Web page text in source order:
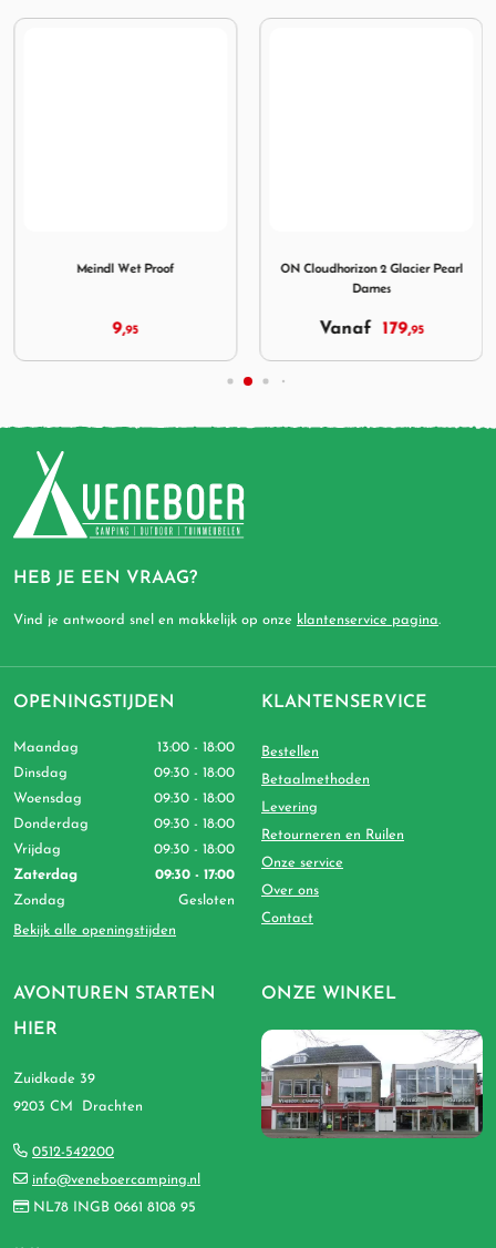
Meindl Wet Proof
9,95
ON Cloudhorizon 2 Glacier Pearl
Dames
Vanaf 179,95
HEB JE EEN VRAAG?
Vind je antwoord snel en makkelijk op onze klantenservice pagina.
AVONTUREN STARTEN
HIER
Zuidkade 39
9203 CM Drachten
0512-542200
info@veneboercamping.nl
NL78 INGB 0661 8108 95
OPENINGSTIJDEN
Maandag
13:00 - 18:00
Dinsdag
09:30 - 18:00
Woensdag
09:30 - 18:00
Donderdag
09:30 - 18:00
Vrijdag
09:30 - 18:00
Zaterdag
09:30 - 17:00
Zondag
Gesloten
Bekijk alle openingstijden
KLANTENSERVICE
Bestellen
Betaalmethoden
Levering
Retourneren en Ruilen
Onze service
Over ons
Contact
ONZE WINKEL